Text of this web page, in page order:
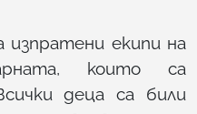
изпратени екипи на
които са
деца са били